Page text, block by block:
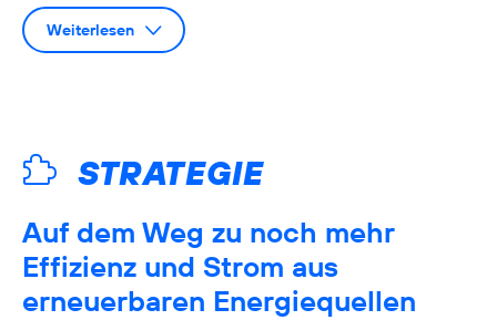
Weiterlesen
STRATEGIE
Auf dem Weg zu noch mehr
Effizienz und Strom aus
erneuerbaren Energiequellen